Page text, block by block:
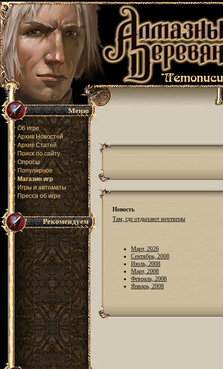
Меню
· Об игре
· Архив Новостей
· Архив Статей
· Поиск по сайту
· Опросы
· Популярное
· Магазин игр
· Игры и автоматы
· Пресса об игре
·
Рекомендуем
Новость
Там, где отдыхают мертвецы
Март, 2026
Сентябрь, 2008
Июль, 2008
Март, 2008
Февраль, 2008
Январь, 2008